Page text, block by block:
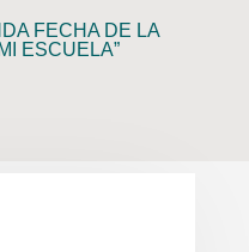
FECHA DE LA
ESCUELA”